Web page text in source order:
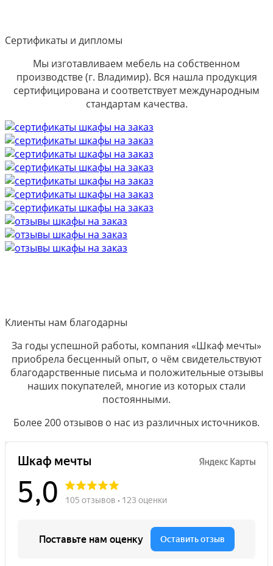
Сертификаты и дипломы
Мы изготавливаем мебель на собственном
производстве (г. Владимир). Вся нашла продукция
сертифицирована и соответствует международным
стандартам качества.
Клиенты нам благодарны
За годы успешной работы, компания «Шкаф мечты»
приобрела бесценный опыт, о чём свидетельствуют
благодарственные письма и положительные отзывы
наших покупателей, многие из которых стали
постоянными.
Более 200 отзывов о нас из различных источников.